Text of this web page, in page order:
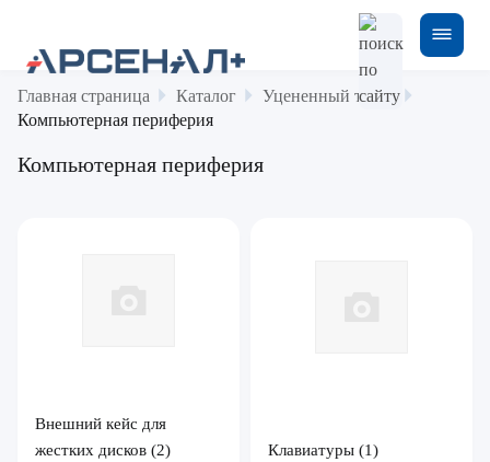
Главная страница Каталог
Уцененный товар
Компьютерная периферия
Компьютерная периферия
Внешний кейс для
жестких дисков (2) Клавиатуры (1)